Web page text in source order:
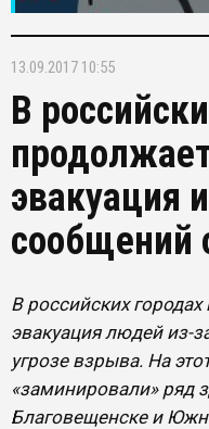
13.09.2017 10:55
В
эвакуация
сообщений
В российских
эвакуация людей из-
угрозе взрыва. На
«заминировали» ряд
Благовещенске и